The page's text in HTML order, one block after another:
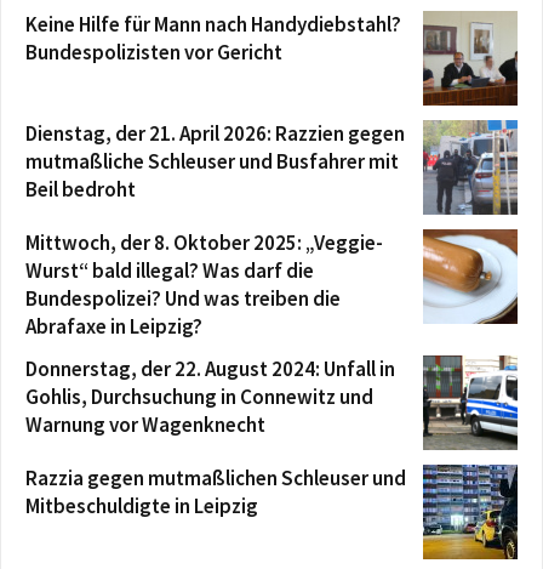
Keine Hilfe für Mann nach Handydiebstahl?
Bundespolizisten vor Gericht
Dienstag, der 21. April 2026: Razzien gegen
mutmaßliche Schleuser und Busfahrer mit
Beil bedroht
Mittwoch, der 8. Oktober 2025: „Veggie-
Wurst“ bald illegal? Was darf die
Bundespolizei? Und was treiben die
Abrafaxe in Leipzig?
Donnerstag, der 22. August 2024: Unfall in
Gohlis, Durchsuchung in Connewitz und
Warnung vor Wagenknecht
Razzia gegen mutmaßlichen Schleuser und
Mitbeschuldigte in Leipzig